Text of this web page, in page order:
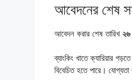
আবেদনের শেষ
আবেদন করার শেষ তারিখ ২৬
ব্যাংকিং খাতে ক্যারিয়ার
বিবেচিত হতে পারে।